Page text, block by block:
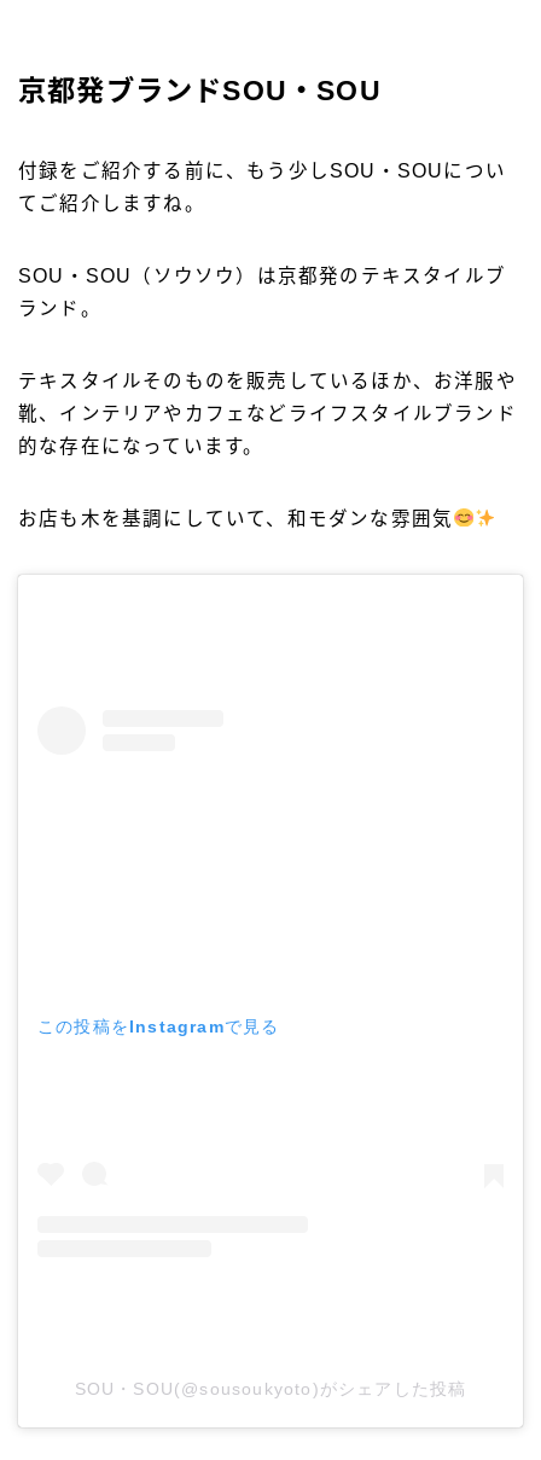
京都発ブランドSOU・SOU
付録をご紹介する前に、もう少しSOU・SOUについ
てご紹介しますね。
SOU・SOU（ソウソウ）は京都発のテキスタイルブ
ランド。
テキスタイルそのものを販売しているほか、お洋服や
靴、インテリアやカフェなどライフスタイルブランド
的な存在になっています。
お店も木を基調にしていて、和モダンな雰囲気
この投稿をInstagramで見る
SOU・SOU(@sousoukyoto)がシェアした投稿